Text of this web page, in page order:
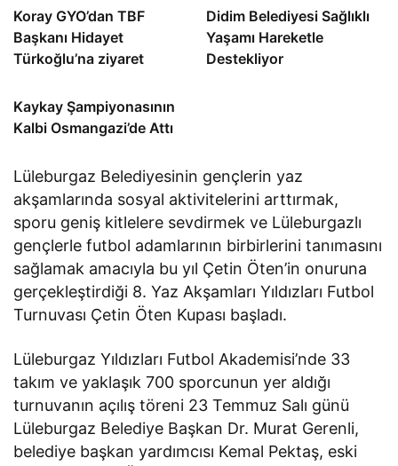
Koray GYO’dan TBF
Başkanı Hidayet
Türkoğlu’na ziyaret
Didim Belediyesi Sağlıklı
Yaşamı Hareketle
Destekliyor
Kaykay Şampiyonasının
Kalbi Osmangazi’de Attı
Lüleburgaz Belediyesinin gençlerin yaz
akşamlarında sosyal aktivitelerini arttırmak,
sporu geniş kitlelere sevdirmek ve Lüleburgazlı
gençlerle futbol adamlarının birbirlerini tanımasını
sağlamak amacıyla bu yıl Çetin Öten’in onuruna
gerçekleştirdiği 8. Yaz Akşamları Yıldızları Futbol
Turnuvası Çetin Öten Kupası başladı.
Lüleburgaz Yıldızları Futbol Akademisi’nde 33
takım ve yaklaşık 700 sporcunun yer aldığı
turnuvanın açılış töreni 23 Temmuz Salı günü
Lüleburgaz Belediye Başkan Dr. Murat Gerenli,
belediye başkan yardımcısı Kemal Pektaş, eski